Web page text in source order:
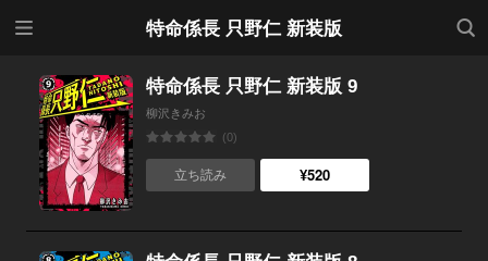
特命係長 只野仁 新装版
検索
特命係長 只野仁 新装版 9
柳沢きみお
(0)
立ち読み ¥520